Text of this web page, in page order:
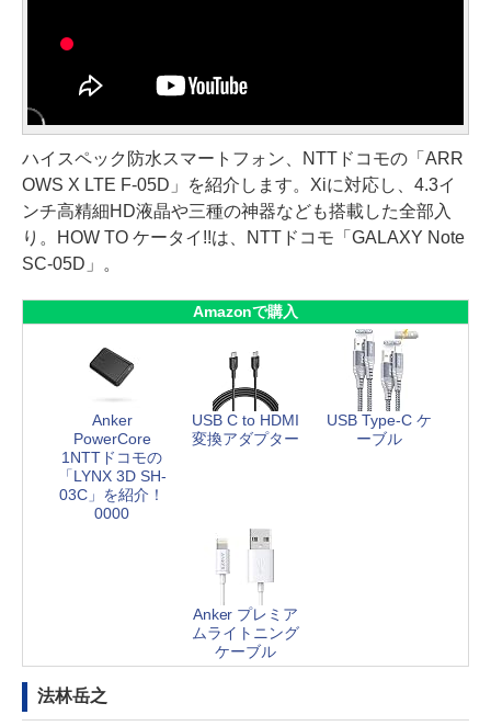
ハイスペック防水スマートフォン、NTTドコモの「ARR
OWS X LTE F-05D」を紹介します。Xiに対応し、4.3イ
ンチ高精細HD液晶や三種の神器なども搭載した全部入
り。HOW TO ケータイ!!は、NTTドコモ「GALAXY Note
SC-05D」。
Amazonで購入
Anker
PowerCore
1NTTドコモの
「LYNX 3D SH-
03C」を紹介！
0000
USB C to HDMI
変換アダプター
USB Type-C ケ
ーブル
Anker プレミア
ムライトニング
ケーブル
法林岳之